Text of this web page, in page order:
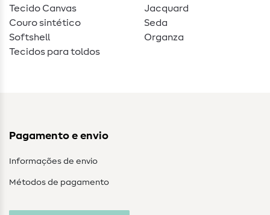
Tecido Canvas
Couro sintético
Softshell
Tecidos para toldos
Jacquard
Seda
Organza
Pagamento e envio
Informações de envio
Métodos de pagamento